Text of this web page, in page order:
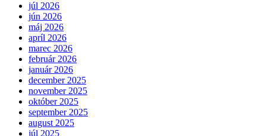
júl 2026
jún 2026
máj 2026
apríl 2026
marec 2026
február 2026
január 2026
december 2025
november 2025
október 2025
september 2025
august 2025
júl 2025